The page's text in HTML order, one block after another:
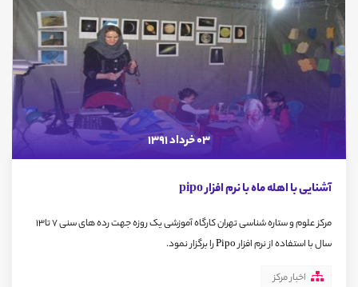
03 خرداد 1391
آشنایی با اهله ماه با نرم افزار pipo
مرکز علوم و ستاره شناسی تهران کارگاه آموزشی یک روزه جهت رده های سنی 7 تا13
سال با استفاده از نرم افزار Pipo را برگزار نمود.
اخبار مرکز